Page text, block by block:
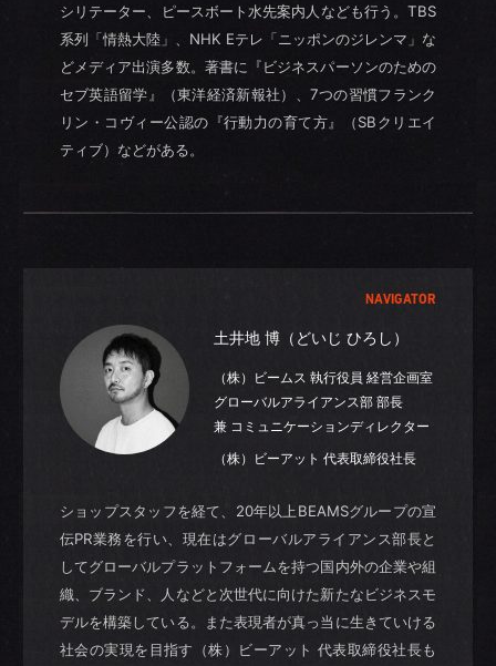
シリテーター、ピースボート水先案内人なども行う。TBS
系列「情熱大陸」、NHK Eテレ「ニッポンのジレンマ」な
どメディア出演多数。著書に『ビジネスパーソンのための
セブ英語留学』（東洋経済新報社）、7つの習慣フランク
リン・コヴィー公認の『行動力の育て方』（SBクリエイ
ティブ）などがある。
NAVIGATOR
土井地 博（どいじ ひろし）
（株）ビームス 執行役員 経営企画室
グローバルアライアンス部 部長
兼 コミュニケーションディレクター
（株）ビーアット 代表取締役社長
ショップスタッフを経て、20年以上BEAMSグループの宣
伝PR業務を行い、現在はグローバルアライアンス部長と
してグローバルプラットフォームを持つ国内外の企業や組
織、ブランド、人などと次世代に向けた新たなビジネスモ
デルを構築している。また表現者が真っ当に生きていける
社会の実現を目指す（株）ビーアット 代表取締役社長も